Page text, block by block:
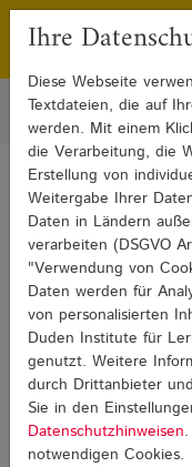
Sie sind hier:
Blog
Weiterbildung und
Weiterbildung
Ihre
Diese Webseite
Textdateien, die auf
werden. Mit einem
die Verarbeitung, die
Erstellung von
Weitergabe Ihrer
Daten in Ländern
verarbeiten (DSGVO
"Verwendung von
Daten werden für
von personalisierten
Duden Institute für
genutzt. Weitere
durch Drittanbieter
Sie in den
Datenschutzhinweisen.
notwendigen Cookies.